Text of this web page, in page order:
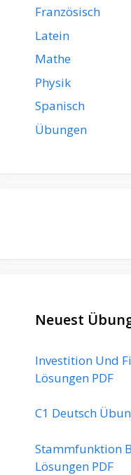
Französisch
Latein
Mathe
Physik
Spanisch
Übungen
Neuest
Investition Und
Lösungen PDF
C1 Deutsch
Stammfunktion
Lösungen PDF